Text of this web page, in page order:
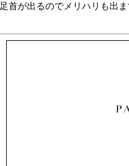
足首が出るのでメリハリも出